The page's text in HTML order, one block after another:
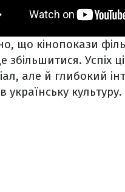
що кінопокази
збільшитися. Успіх
але й глибокий
українську культуру.